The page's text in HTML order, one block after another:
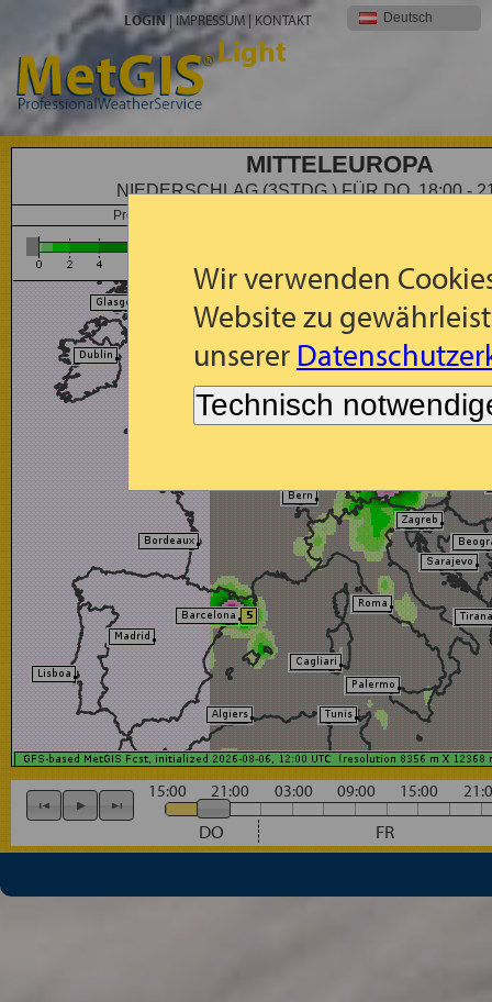
Wir verwenden
Website zu
unserer
Technisch
LOGIN| IMPRESSUM | KONTAKT Deutsch
Light
MITTELEUROPA
NIEDERSCHLAG (3STDG.) FÜR DO, 18:00 -
Prognose: 3-std. Niederschlag (mm) für Do, 2026-08-06,
15:00 21:00 03:00 09:00 15:00
DO FR